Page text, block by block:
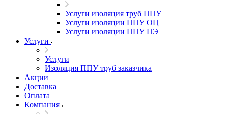
Услуги изоляция труб ППУ
Услуги изоляции ППУ ОЦ
Услуги изоляции ППУ ПЭ
Услуги
Услуги
Изоляция ППУ труб заказчика
Акции
Доставка
Оплата
Компания